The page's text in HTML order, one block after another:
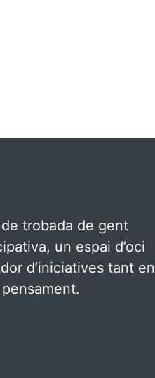
trobada de gent
un espai d’oci
d’iniciatives tant en